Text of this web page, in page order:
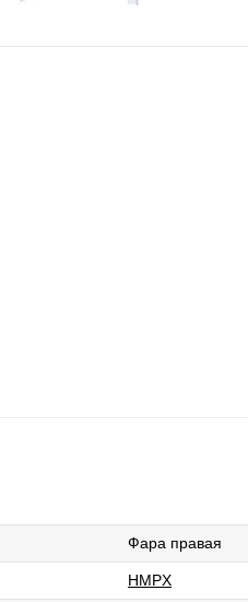
Фара правая
HMPX